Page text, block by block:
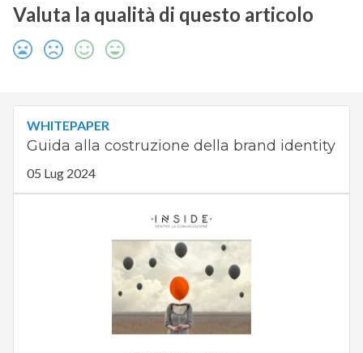
Valuta la qualità di questo articolo
WHITEPAPER
Guida alla costruzione della brand identity
05 Lug 2024